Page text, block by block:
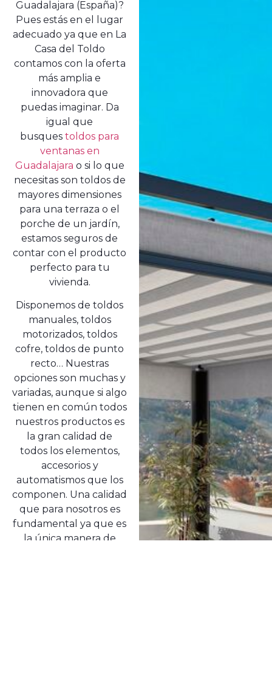
Guadalajara (España)?
Pues estás en el lugar
adecuado ya que en La
Casa del Toldo
contamos con la oferta
más amplia e
innovadora que
puedas imaginar. Da
igual que
busquestoldos para
ventanas en
Guadalajara o si lo que
necesitas son toldos de
mayores dimensiones
para una terraza o el
porche de un jardín,
estamos seguros de
contar con el producto
perfecto para tu
vivienda.
Disponemos de toldos
manuales, toldos
motorizados, toldos
cofre, toldos de punto
recto… Nuestras
opciones son muchas y
variadas, aunque si algo
tienen en común todos
nuestros productos es
la gran calidad de
todos los elementos,
accesorios y
automatismos que los
componen. Una calidad
que para nosotros es
fundamental ya que es
la única manera de